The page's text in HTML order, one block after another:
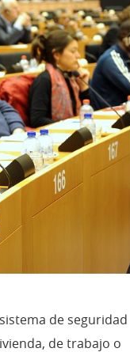
de seguridad
de trabajo o